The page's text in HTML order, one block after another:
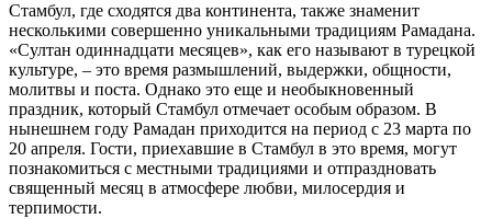
Стамбул, где сходятся два континента, также знаменит
несколькими совершенно уникальными традициям Рамадана.
«Султан одиннадцати месяцев», как его называют в турецкой
культуре, – это время размышлений, выдержки, общности,
молитвы и поста. Однако это еще и необыкновенный
праздник, который Стамбул отмечает особым образом. В
нынешнем году Рамадан приходится на период с 23 марта по
20 апреля. Гости, приехавшие в Стамбул в это время, могут
познакомиться с местными традициями и отпраздновать
священный месяц в атмосфере любви, милосердия и
терпимости.